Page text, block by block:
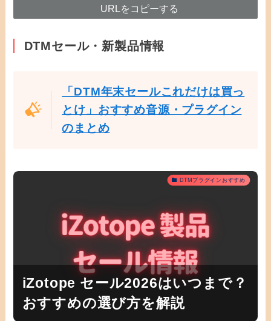
URLをコピーする
DTMセール・新製品情報
「DTM年末セールこれだけは買っ
とけ」おすすめ音源・プラグイン
のまとめ
DTMプラグインおすすめ
iZotope セール2026はいつまで？
おすすめの選び方を解説